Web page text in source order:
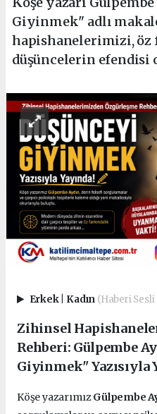
Giyinmek" adlı
hapishanelerimizi, öz
düşüncelerin efendisi
Erkek Kadın (Haberi Sesli
Zihinsel
Rehberi: Gülpembe
Giyinmek" Yazısıyla
Köşe yazarımızGülpembe